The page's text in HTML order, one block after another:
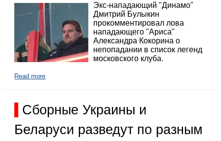
Экс-нападающий "Динамо"
Дмитрий Булыкин
прокомментировал лова
нападающего "Ариса"
Александра Кокорина о
непопадании в список легенд
московского клуба.
Read more
Сборные Украины и
Беларуси разведут по разным